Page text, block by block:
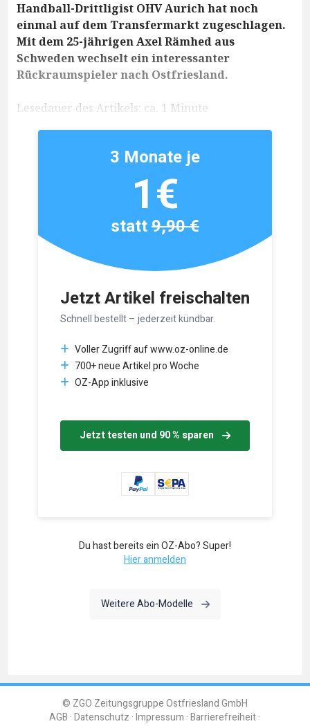
Handball-Drittligist OHV Aurich hat noch
einmal auf dem Transfermarkt zugeschlagen.
Mit dem 25-jährigen Axel Rämhed aus
Schweden wechselt ein interessanter
Rückraumspieler nach Ostfriesland.
Lesedauer des Artikels: ca. 1 Minute
Jetzt Artikel freischalten
Schnell bestellt – jederzeit kündbar.
Voller Zugriff auf www.oz-online.de
700+ neue Artikel pro Woche
OZ-App inklusive
Jetzt testen und 90 % sparen
3 Monate je
1€
statt9,90 €
Du hast bereits ein OZ-Abo? Super!
Hier anmelden
Weitere Abo-Modelle
© ZGO Zeitungsgruppe Ostfriesland GmbH
AGB Datenschutz Impressum Barrierefreiheit